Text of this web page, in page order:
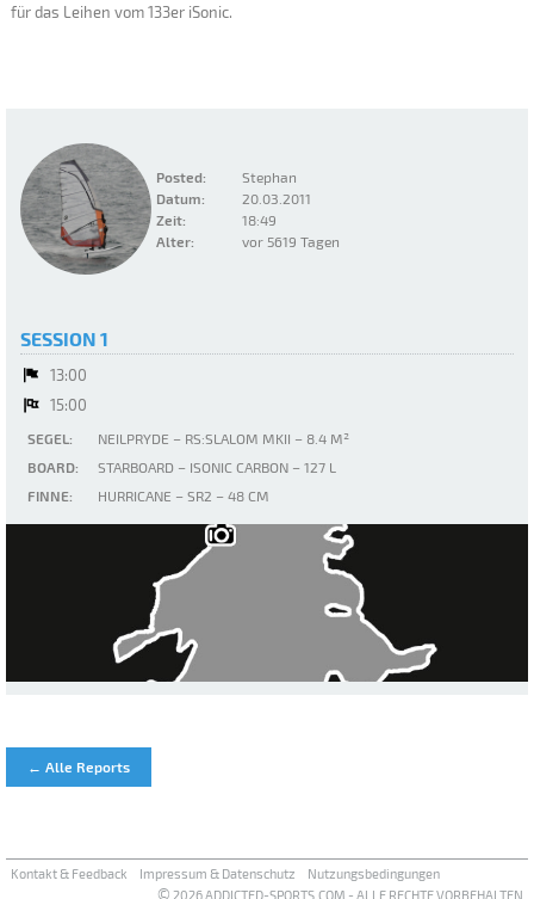
Posted:
Stephan
Datum:
20.03.2011
Zeit:
18:49
Alter:
vor 5619 Tagen
für das Leihen vom 133er iSonic.
SESSION 1
13:00
15:00
SEGEL:
NEILPRYDE – RS:SLALOM MKII – 8.4 M²
BOARD:
STARBOARD – ISONIC CARBON – 127 L
FINNE:
HURRICANE – SR2 – 48 CM
← Alle Reports
Kontakt & Feedback Impressum & Datenschutz Nutzungsbedingungen
© 2026 ADDICTED-SPORTS.COM - ALLE RECHTE VORBEHALTEN